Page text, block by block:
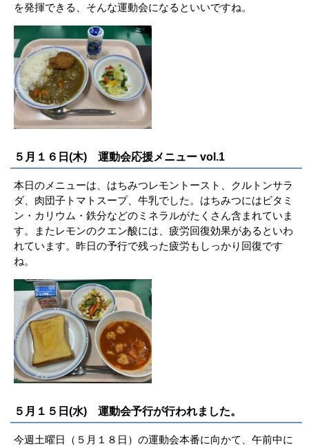
を発揮できる、そんな運動会になるといいですね。
５月１６日(木) 運動会応援メニュー vol.1
本日のメニューは、はちみつレモントースト、クルトンサラ
ダ、肉団子トマトスープ、牛乳でした。はちみつにはビタミ
ン・カリウム・鉄分などのミネラルがたくさん含まれていま
す。またレモンのクエン酸には、疲労回復効果があるといわ
れています。昨日の予行で残った疲労もしっかり回復です
ね。
５月１５日(水) 運動会予行が行われました。
今週土曜日（５月１８日）の運動会本番に向かて、午前中に